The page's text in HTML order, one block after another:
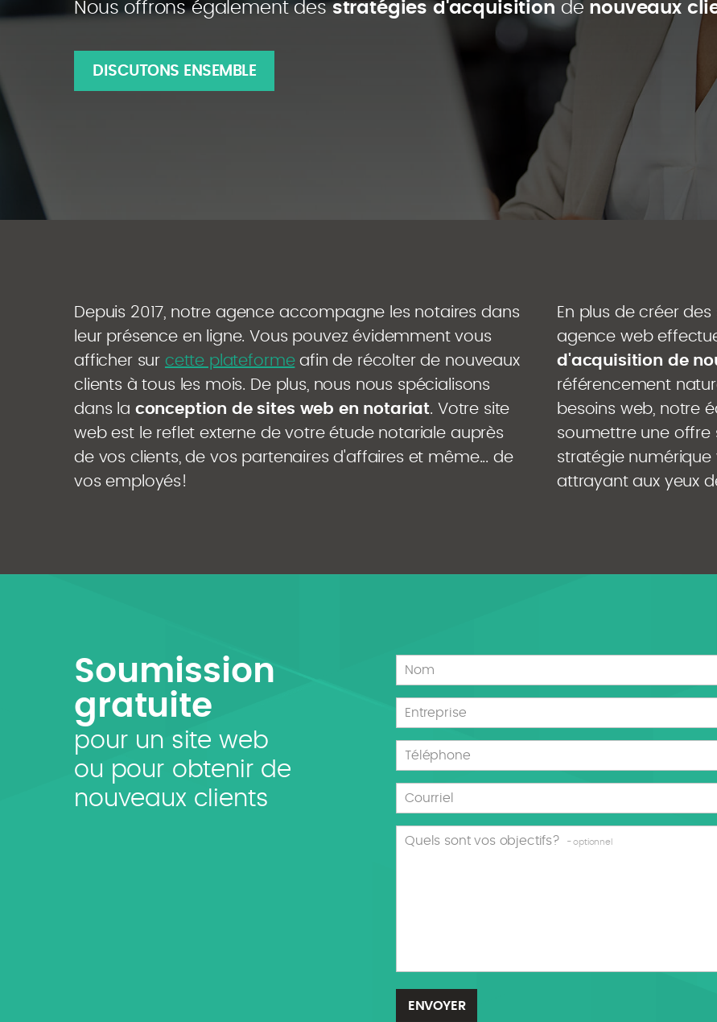
Nous offrons également desstratégies d'acquisition de nouveaux
DISCUTONS ENSEMBLE
Depuis 2017, notre agence accompagne les notaires dans
leur présence en ligne. Vous pouvez évidemment vous
afficher sur cette plateformeafin de récolter de nouveaux
clients à tous les mois. De plus, nous nous spécialisons
dans la conception de sites web en notariat. Votre site
web est le reflet externe de votre étude notariale auprès
de vos clients, de vos partenaires d'affaires et même... de
vos employés!
En plus de créer
agence web
d'acquisition de
référencement
besoins web, notre
soumettre une offre
stratégie numérique
attrayant aux yeux
Soumission
gratuite
pour un site web
ou pour obtenir de
nouveaux clients
Nom
Entreprise
Téléphone
Courriel
Quels sont vos objectifs? - optionnel
ENVOYER